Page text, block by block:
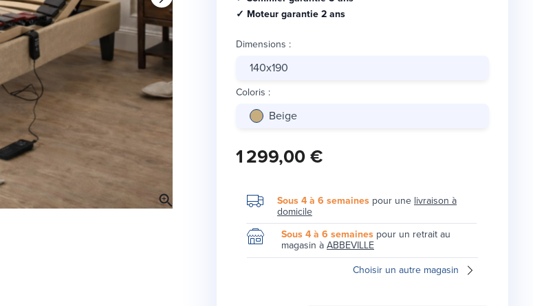
✓ Moteur garantie 2 ans
Dimensions :
140x190
Coloris :
Beige
1 299,00 €
Sous 4 à 6 semaines pour unelivraison à
domicile
Sous 4 à 6 semaines pour un retrait au
magasin àABBEVILLE
Choisir un autre magasin